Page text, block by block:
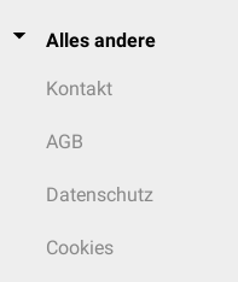
Alles andere
Kontakt
AGB
Datenschutz
Cookies